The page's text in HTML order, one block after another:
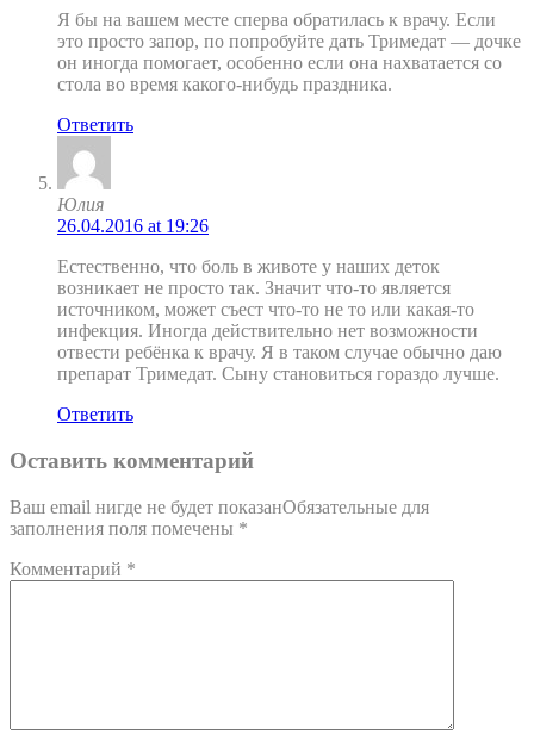
Я бы на вашем месте сперва обратилась к врачу. Если
это просто запор, по попробуйте дать Тримедат — дочке
он иногда помогает, особенно если она нахватается со
стола во время какого-нибудь праздника.
Ответить
Юлия
26.04.2016 at 19:26
Естественно, что боль в животе у наших деток
возникает не просто так. Значит что-то является
источником, может съест что-то не то или какая-то
инфекция. Иногда действительно нет возможности
отвести ребёнка к врачу. Я в таком случае обычно даю
препарат Тримедат. Сыну становиться гораздо лучше.
Ответить
Оставить комментарий
Ваш email нигде не будет показанОбязательные для
заполнения поля помечены *
Комментарий *